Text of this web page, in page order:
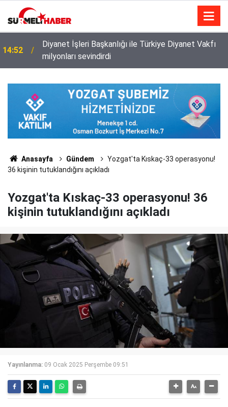
14:52
Diyanet İşleri Başkanlığı ile Türkiye Diyanet Vakfı
milyonları sevindirdi
Anasayfa Gündem
Yozgat'ta Kıskaç-33 operasyonu!
36 kişinin tutuklandığını açıkladı
Yozgat'ta Kıskaç-33 operasyonu! 36
kişinin tutuklandığını açıkladı
Yayınlanma: 09 Ocak 2025 Perşembe 09:51